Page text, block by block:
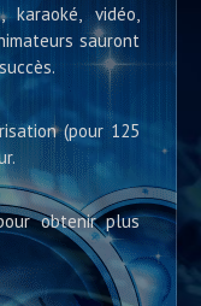
karaoké, vidéo,
sauront
(pour 125
obtenir plus